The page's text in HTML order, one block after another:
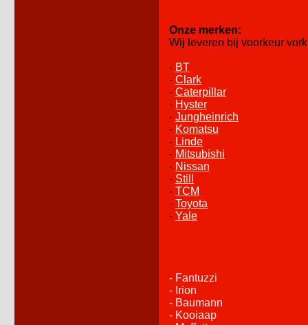
Onze merken:
Wij leveren bij voorkeur
- BT
- Clark
- Caterpillar
- Hyster
- Jungheinrich
- Komatsu
- Linde
- Mitsubishi
- Nissan
- Still
- TCM
- Toyota
- Yale
- Fantuzzi
- Irion
- Baumann
- Kooiaap